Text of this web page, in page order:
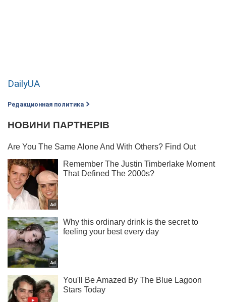
DailyUA
Редакционная политика